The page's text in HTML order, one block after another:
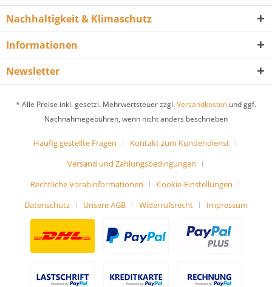
Nachhaltigkeit & Klimaschutz
Informationen
Newsletter
* Alle Preise inkl. gesetzl. Mehrwertsteuer zzgl.Versandkosten und ggf.
Nachnahmegebühren, wenn nicht anders beschrieben
Häufig gestellte Fragen
Kontakt zum Kundendienst
Versand und Zahlungsbedingungen
Rechtliche Vorabinformationen
Cookie-Einstellungen
Datenschutz
Unsere AGB Widerrufsrecht Impressum